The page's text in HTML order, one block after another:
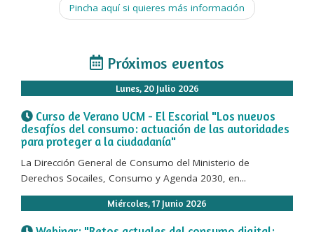
Pincha aquí si quieres más información
Próximos eventos
Lunes, 20 Julio 2026
Curso de Verano UCM - El Escorial "Los nuevos
desafíos del consumo: actuación de las autoridades
para proteger a la ciudadanía"
La Dirección General de Consumo del Ministerio de
Derechos Socailes, Consumo y Agenda 2030, en...
Miércoles, 17 Junio 2026